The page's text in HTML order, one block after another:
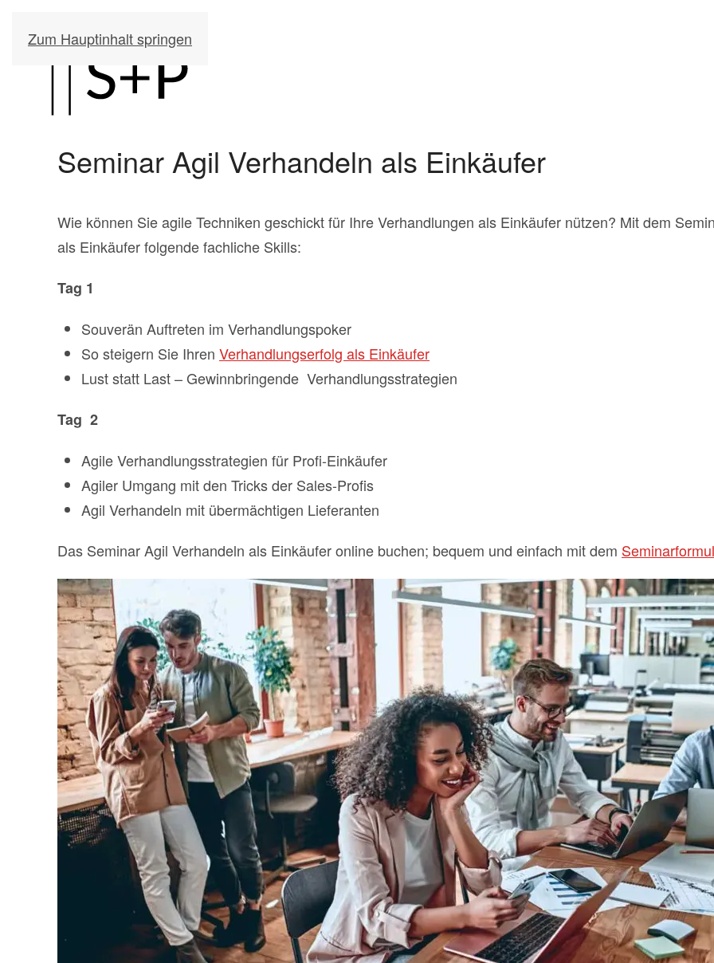
Zum Hauptinhalt springen
Seminar Agil Verhandeln als Einkäufer
Wie können Sie agile Techniken geschickt für Ihre Verhandlungen als Einkäufer nützen? Mit dem
als Einkäufer folgende fachliche Skills:
Tag 1
Souverän Auftreten im Verhandlungspoker
So steigern Sie Ihren Verhandlungserfolg als Einkäufer
Lust statt Last – Gewinnbringende Verhandlungsstrategien
Tag 2
Agile Verhandlungsstrategien für Profi-Einkäufer
Agiler Umgang mit den Tricks der Sales-Profis
Agil Verhandeln mit übermächtigen Lieferanten
Das Seminar Agil Verhandeln als Einkäufer online buchen; bequem und einfach mit dem